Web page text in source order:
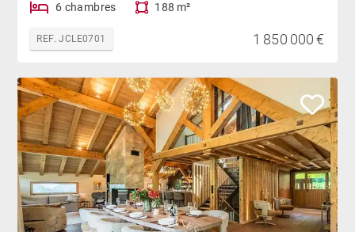
6 chambres 188 m²
REF. JCLE0701 1 850 000 €